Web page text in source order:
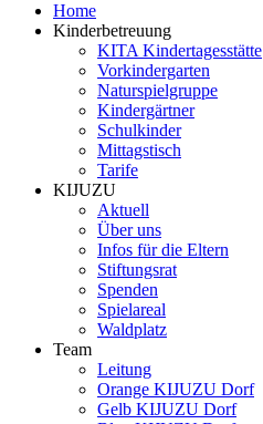
Home
Kinderbetreuung
KITA Kindertagesstätte
Vorkindergarten
Naturspielgruppe
Kindergärtner
Schulkinder
Mittagstisch
Tarife
KIJUZU
Aktuell
Über uns
Infos für die Eltern
Stiftungsrat
Spenden
Spielareal
Waldplatz
Team
Leitung
Orange KIJUZU Dorf
Gelb KIJUZU Dorf